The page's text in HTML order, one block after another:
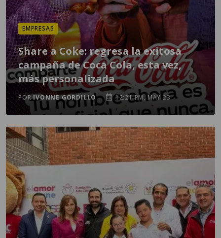
EMPRESAS
Share a Coke: regresa la exitosa
campaña de Coca Cola, esta vez,
más personalizada
PORIVONNE GORDILLO 12:21 PM, MAY 23